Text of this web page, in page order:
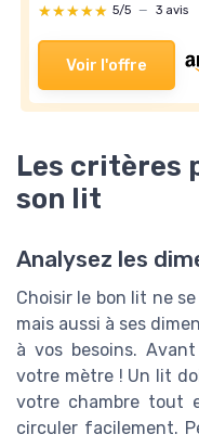
★★★★★
★★★★★ 5/5 — 3 avis
Voir l'offre
Les critères
son lit
Analysez les
Choisir le bon lit ne
mais aussi à ses
à vos besoins.
votre mètre ! Un lit
votre chambre tout
circuler facilement.